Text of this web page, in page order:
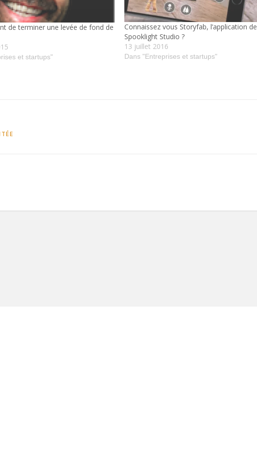
de terminer une levée de fond de
et startups"
Connaissez vous Storyfab, l’application de
Spooklight Studio ?
13 juillet 2016
Dans "Entreprises et startups"